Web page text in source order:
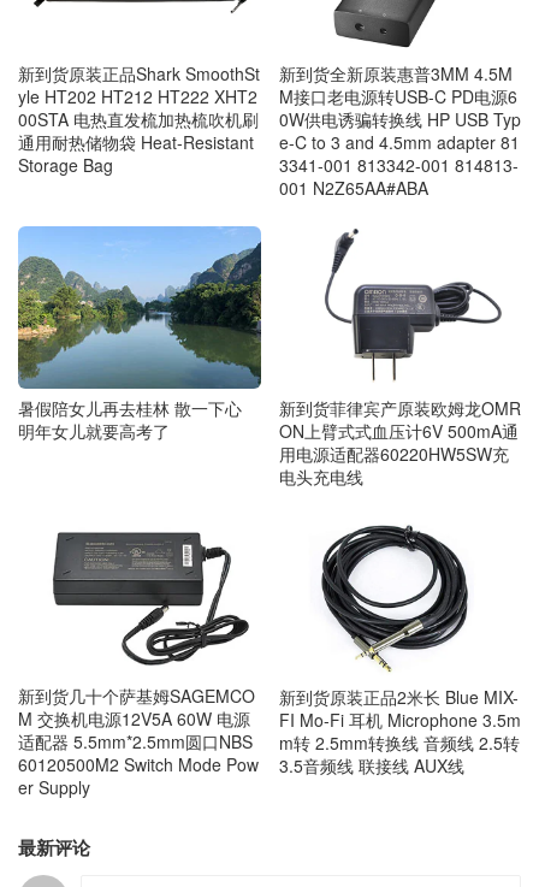
新到货原装正品Shark SmoothSt
yle HT202 HT212 HT222 XHT2
00STA 电热直发梳加热梳吹机刷
通用耐热储物袋 Heat-Resistant
Storage Bag
新到货全新原装惠普3MM 4.5M
M接口老电源转USB-C PD电源6
0W供电诱骗转换线 HP USB Typ
e-C to 3 and 4.5mm adapter 81
3341-001 813342-001 814813-
001 N2Z65AA#ABA
暑假陪女儿再去桂林 散一下心
明年女儿就要高考了
新到货菲律宾产原装欧姆龙OMR
ON上臂式式血压计6V 500mA通
用电源适配器60220HW5SW充
电头充电线
新到货几十个萨基姆SAGEMCO
M 交换机电源12V5A 60W 电源
适配器 5.5mm*2.5mm圆口NBS
60120500M2 Switch Mode Pow
er Supply
新到货原装正品2米长 Blue MIX-
FI Mo-Fi 耳机 Microphone 3.5m
m转 2.5mm转换线 音频线 2.5转
3.5音频线 联接线 AUX线
最新评论